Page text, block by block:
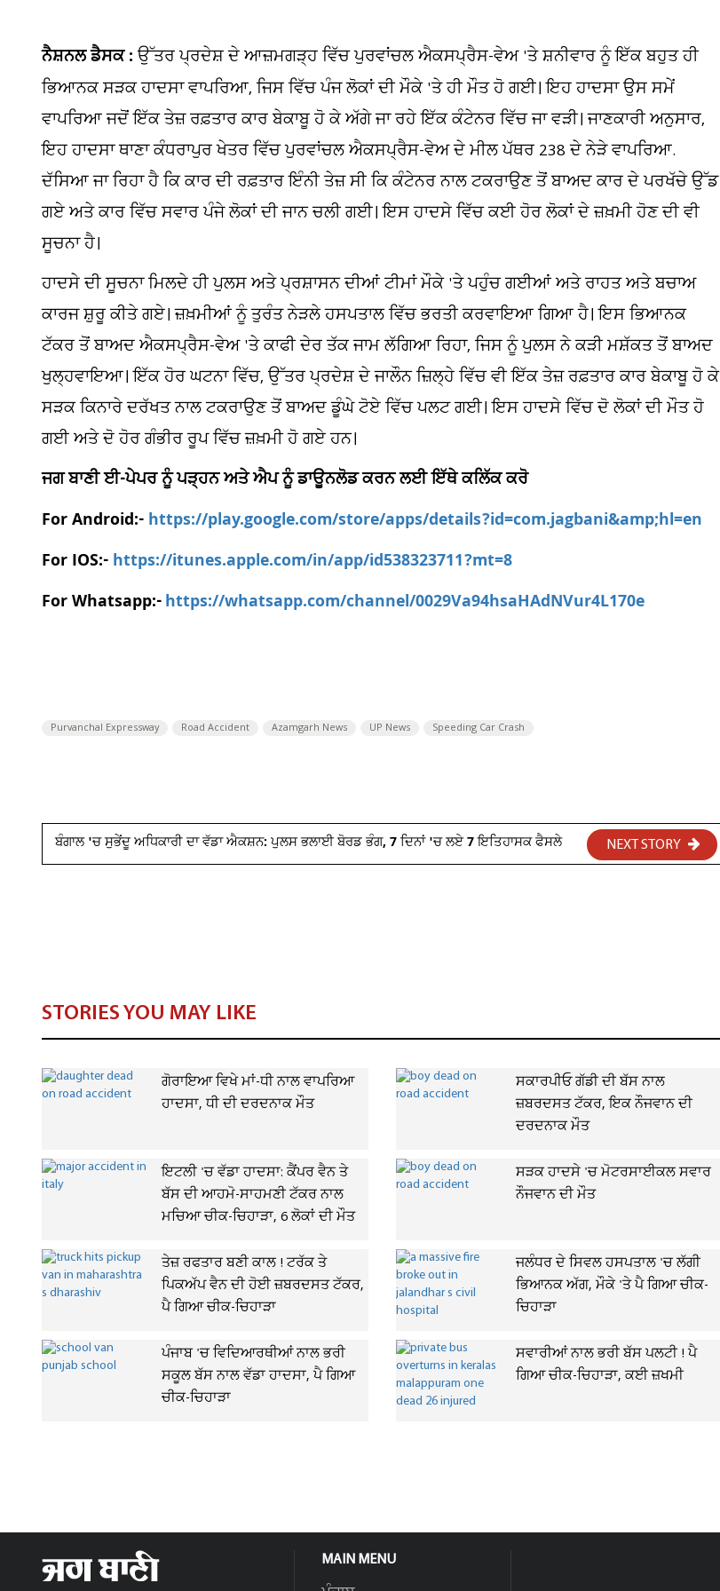
ਨੈਸ਼ਨਲ ਡੈਸਕ :ਉੱਤਰ ਪ੍ਰਦੇਸ਼ ਦੇ ਆਜ਼ਮਗੜ੍ਹ ਵਿੱਚ ਪੁਰਵਾਂਚਲ ਐਕਸਪ੍ਰੈਸ-ਵੇਅ 'ਤੇ ਸ਼ਨੀਵਾਰ ਨੂੰ ਇੱਕ ਬਹੁਤ ਹੀ
ਭਿਆਨਕ ਸੜਕ ਹਾਦਸਾ ਵਾਪਰਿਆ, ਜਿਸ ਵਿੱਚ ਪੰਜ ਲੋਕਾਂ ਦੀ ਮੌਕੇ 'ਤੇ ਹੀ ਮੌਤ ਹੋ ਗਈ। ਇਹ ਹਾਦਸਾ ਉਸ ਸਮੇਂ
ਵਾਪਰਿਆ ਜਦੋਂ ਇੱਕ ਤੇਜ਼ ਰਫ਼ਤਾਰ ਕਾਰ ਬੇਕਾਬੂ ਹੋ ਕੇ ਅੱਗੇ ਜਾ ਰਹੇ ਇੱਕ ਕੰਟੇਨਰ ਵਿੱਚ ਜਾ ਵੜੀ। ਜਾਣਕਾਰੀ ਅਨੁਸਾਰ,
ਇਹ ਹਾਦਸਾ ਥਾਣਾ ਕੰਧਰਾਪੁਰ ਖੇਤਰ ਵਿੱਚ ਪੁਰਵਾਂਚਲ ਐਕਸਪ੍ਰੈਸ-ਵੇਅ ਦੇ ਮੀਲ ਪੱਥਰ 238 ਦੇ ਨੇੜੇ ਵਾਪਰਿਆ.
ਦੱਸਿਆ ਜਾ ਰਿਹਾ ਹੈ ਕਿ ਕਾਰ ਦੀ ਰਫ਼ਤਾਰ ਇੰਨੀ ਤੇਜ਼ ਸੀ ਕਿ ਕੰਟੇਨਰ ਨਾਲ ਟਕਰਾਉਣ ਤੋਂ ਬਾਅਦ ਕਾਰ ਦੇ ਪਰਖੱਚੇ ਉੱਡ
ਗਏ ਅਤੇ ਕਾਰ ਵਿੱਚ ਸਵਾਰ ਪੰਜੇ ਲੋਕਾਂ ਦੀ ਜਾਨ ਚਲੀ ਗਈ। ਇਸ ਹਾਦਸੇ ਵਿੱਚ ਕਈ ਹੋਰ ਲੋਕਾਂ ਦੇ ਜ਼ਖ਼ਮੀ ਹੋਣ ਦੀ ਵੀ
ਸੂਚਨਾ ਹੈ।
ਹਾਦਸੇ ਦੀ ਸੂਚਨਾ ਮਿਲਦੇ ਹੀ ਪੁਲਸ ਅਤੇ ਪ੍ਰਸ਼ਾਸਨ ਦੀਆਂ ਟੀਮਾਂ ਮੌਕੇ 'ਤੇ ਪਹੁੰਚ ਗਈਆਂ ਅਤੇ ਰਾਹਤ ਅਤੇ ਬਚਾਅ
ਕਾਰਜ ਸ਼ੁਰੂ ਕੀਤੇ ਗਏ। ਜ਼ਖ਼ਮੀਆਂ ਨੂੰ ਤੁਰੰਤ ਨੇੜਲੇ ਹਸਪਤਾਲ ਵਿੱਚ ਭਰਤੀ ਕਰਵਾਇਆ ਗਿਆ ਹੈ। ਇਸ ਭਿਆਨਕ
ਟੱਕਰ ਤੋਂ ਬਾਅਦ ਐਕਸਪ੍ਰੈਸ-ਵੇਅ 'ਤੇ ਕਾਫੀ ਦੇਰ ਤੱਕ ਜਾਮ ਲੱਗਿਆ ਰਿਹਾ, ਜਿਸ ਨੂੰ ਪੁਲਸ ਨੇ ਕੜੀ ਮਸ਼ੱਕਤ ਤੋਂ ਬਾਅਦ
ਖੁਲ੍ਹਵਾਇਆ। ਇੱਕ ਹੋਰ ਘਟਨਾ ਵਿੱਚ, ਉੱਤਰ ਪ੍ਰਦੇਸ਼ ਦੇ ਜਾਲੌਨ ਜ਼ਿਲ੍ਹੇ ਵਿੱਚ ਵੀ ਇੱਕ ਤੇਜ਼ ਰਫ਼ਤਾਰ ਕਾਰ ਬੇਕਾਬੂ ਹੋ ਕੇ
ਸੜਕ ਕਿਨਾਰੇ ਦਰੱਖਤ ਨਾਲ ਟਕਰਾਉਣ ਤੋਂ ਬਾਅਦ ਡੂੰਘੇ ਟੋਏ ਵਿੱਚ ਪਲਟ ਗਈ। ਇਸ ਹਾਦਸੇ ਵਿੱਚ ਦੋ ਲੋਕਾਂ ਦੀ ਮੌਤ ਹੋ
ਗਈ ਅਤੇ ਦੋ ਹੋਰ ਗੰਭੀਰ ਰੂਪ ਵਿੱਚ ਜ਼ਖ਼ਮੀ ਹੋ ਗਏ ਹਨ।
ਜਗ ਬਾਣੀ ਈ-ਪੇਪਰ ਨੂੰ ਪੜ੍ਹਨ ਅਤੇ ਐਪ ਨੂੰ ਡਾਊਨਲੋਡ ਕਰਨ ਲਈ ਇੱਥੇ ਕਲਿੱਕ ਕਰੋ
For Android:-https://play.google.com/store/apps/details?id=com.jagbani&amp;hl=en
For IOS:-https://itunes.apple.com/in/app/id538323711?mt=8
For Whatsapp:-https://whatsapp.com/channel/0029Va94hsaHAdNVur4L170e
Purvanchal Expressway Road Accident Azamgarh News UP News Speeding Car Crash
ਬੰਗਾਲ 'ਚ ਸੁਭੇਂਦੂ ਅਧਿਕਾਰੀ ਦਾ ਵੱਡਾ ਐਕਸ਼ਨ: ਪੁਲਸ ਭਲਾਈ ਬੋਰਡ ਭੰਗ, 7 ਦਿਨਾਂ 'ਚ ਲਏ 7 ਇਤਿਹਾਸਕ ਫੈਸਲੇ NEXT STORY
STORIES YOU MAY LIKE
ਗੋਰਾਇਆ ਵਿਖੇ ਮਾਂ-ਧੀ ਨਾਲ ਵਾਪਰਿਆ
ਹਾਦਸਾ, ਧੀ ਦੀ ਦਰਦਨਾਕ ਮੌਤ
ਸਕਾਰਪੀਓ ਗੱਡੀ ਦੀ ਬੱਸ ਨਾਲ
ਜ਼ਬਰਦਸਤ ਟੱਕਰ, ਇਕ ਨੌਜਵਾਨ ਦੀ
ਦਰਦਨਾਕ ਮੌਤ
ਇਟਲੀ 'ਚ ਵੱਡਾ ਹਾਦਸਾ: ਕੈਂਪਰ ਵੈਨ ਤੇ
ਬੱਸ ਦੀ ਆਹਮੋ-ਸਾਹਮਣੀ ਟੱਕਰ ਨਾਲ
ਮਚਿਆ ਚੀਕ-ਚਿਹਾੜਾ, 6 ਲੋਕਾਂ ਦੀ ਮੌਤ
ਸੜਕ ਹਾਦਸੇ 'ਚ ਮੋਟਰਸਾਈਕਲ ਸਵਾਰ
ਨੌਜਵਾਨ ਦੀ ਮੌਤ
ਤੇਜ਼ ਰਫਤਾਰ ਬਣੀ ਕਾਲ ! ਟਰੱਕ ਤੇ
ਪਿਕਅੱਪ ਵੈਨ ਦੀ ਹੋਈ ਜ਼ਬਰਦਸਤ ਟੱਕਰ,
ਪੈ ਗਿਆ ਚੀਕ-ਚਿਹਾੜਾ
ਜਲੰਧਰ ਦੇ ਸਿਵਲ ਹਸਪਤਾਲ 'ਚ ਲੱਗੀ
ਭਿਆਨਕ ਅੱਗ, ਮੌਕੇ 'ਤੇ ਪੈ ਗਿਆ ਚੀਕ-
ਚਿਹਾੜਾ
ਪੰਜਾਬ 'ਚ ਵਿਦਿਆਰਥੀਆਂ ਨਾਲ ਭਰੀ
ਸਕੂਲ ਬੱਸ ਨਾਲ ਵੱਡਾ ਹਾਦਸਾ, ਪੈ ਗਿਆ
ਚੀਕ-ਚਿਹਾੜਾ
ਸਵਾਰੀਆਂ ਨਾਲ ਭਰੀ ਬੱਸ ਪਲਟੀ ! ਪੈ
ਗਿਆ ਚੀਕ-ਚਿਹਾੜਾ, ਕਈ ਜ਼ਖਮੀ
ਅਦਾਕਾਰਾ ਜੀਆ ਸ਼ੰਕਰ ਨੇ ਕਰਵਾਈ ਮੰਗਣੀ,
ਸਾਂਝੀਆਂ ਕੀਤੀਆਂ ਖੂਬਸੂਰਤ ਤਸਵੀਰਾਂ
MAIN MENU